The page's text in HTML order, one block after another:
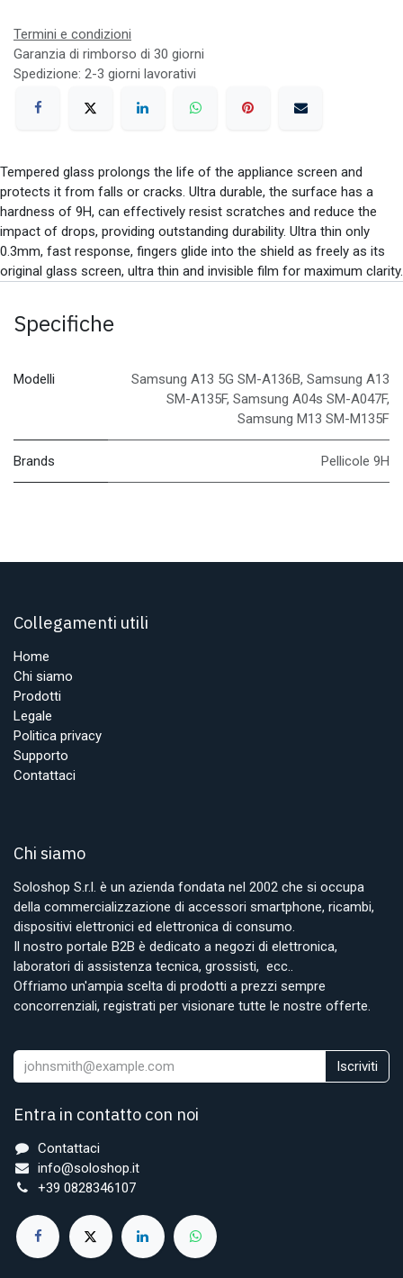
Termini e condizioni
Garanzia di rimborso di 30 giorni
Spedizione: 2-3 giorni lavorativi
Tempered glass prolongs the life of the appliance screen and
protects it from falls or cracks. Ultra durable, the surface has a
hardness of 9H, can effectively resist scratches and reduce the
impact of drops, providing outstanding durability. Ultra thin only
0.3mm, fast response, fingers glide into the shield as freely as its
original glass screen, ultra thin and invisible film for maximum clarity.
Specifiche
Modelli Samsung A13 5G SM-A136B, Samsung A13
SM-A135F, Samsung A04s SM-A047F,
Samsung M13 SM-M135F
Brands Pellicole 9H
Collegamenti utili
Home
Chi siamo
Prodotti
Legale
Politica privacy
Supporto
Contattaci
Chi siamo
Soloshop S.r.l. è un azienda fondata nel 2002 che si occupa
della commercializzazione di accessori smartphone, ricambi,
dispositivi elettronici ed elettronica di consumo.
Il nostro portale B2B è dedicato a negozi di elettronica,
laboratori di assistenza tecnica, grossisti, ecc..
Offriamo un'ampia scelta di prodotti a prezzi sempre
concorrenziali, registrati per visionare tutte le nostre offerte.
Iscriviti
Entra in contatto con noi
Contattaci
info@soloshop.it
+39 0828346107